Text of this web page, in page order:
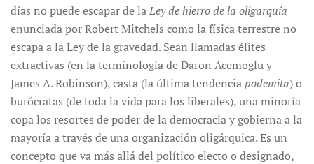
días no puede escapar de laLey de hierro de la oligarquía
enunciada por Robert Mitchels como la física terrestre no
escapa a la Ley de la gravedad. Sean llamadas élites
extractivas (en la terminología de Daron Acemoglu y
James A. Robinson), casta (la última tendenciapodemita) o
burócratas (de toda la vida para los liberales), una minoría
copa los resortes de poder de la democracia y gobierna a la
mayoría a través de una organización oligárquica. Es un
concepto que va más allá del político electo o designado,